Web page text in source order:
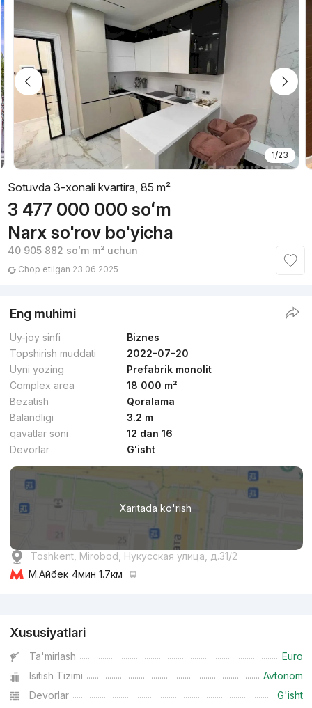
1/23
Sotuvda 3-xonali kvartira, 85 m²
3 477 000 000 soʻm
Narx so'rov bo'yicha
40 905 882 soʻmm² uchun
Chop etilgan 23.06.2025
Eng muhimi
Uy-joy sinfi
Biznes
Topshirish muddati
2022-07-20
Uyni yozing
Prefabrik monolit
Complex area
18 000 m²
Bezatish
Qoralama
Balandligi
3.2 m
qavatlar soni
12 dan 16
Devorlar
G'isht
Xaritada ko'rish
Toshkent, Mirobod, Нукусская улица, д.31/2
М.Айбек 4мин 1.7км
Xususiyatlari
Ta'mirlash
Euro
Isitish Tizimi
Avtonom
Devorlar
G'isht